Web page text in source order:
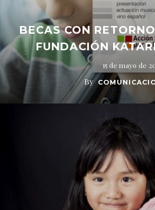
BECAS CON
FUNDACIÓN
15 de mayo de
By